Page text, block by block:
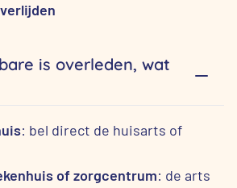
is overleden, wat
: bel direct de huisarts of
of zorgcentrum: de arts